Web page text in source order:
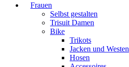
Frauen
Selbst gestalten
Trisuit Damen
Bike
Trikots
Jacken und Westen
Hosen